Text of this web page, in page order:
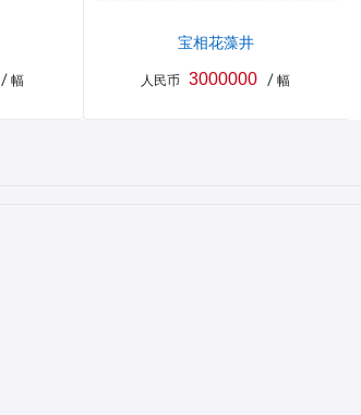
/ 幅
宝相花藻井
人民币 3000000 / 幅